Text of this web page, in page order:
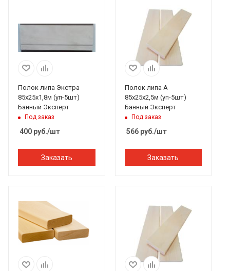
Полок липа Экстра
85х25х1,8м (уп-5шт)
Банный Эксперт
Под заказ
400 руб./шт
Заказать
Полок липа А
85х25х2,5м (уп-5шт)
Банный Эксперт
Под заказ
566руб./шт
Заказать